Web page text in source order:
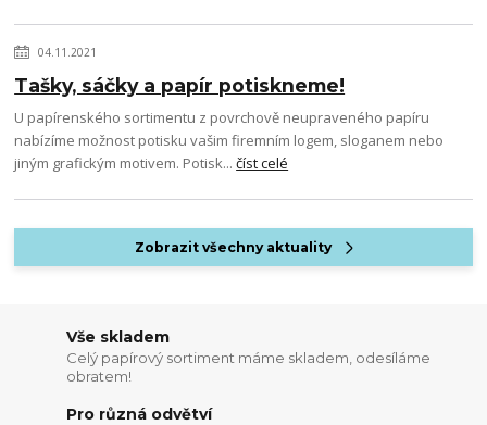
04.11.2021
Tašky, sáčky a papír potiskneme!
U papírenského sortimentu z povrchově neupraveného papíru
nabízíme možnost potisku vašim firemním logem, sloganem nebo
jiným grafickým motivem. Potisk...číst celé
Zobrazit všechny aktuality
Vše skladem
Celý papírový sortiment máme skladem, odesíláme
obratem!
Pro různá odvětví